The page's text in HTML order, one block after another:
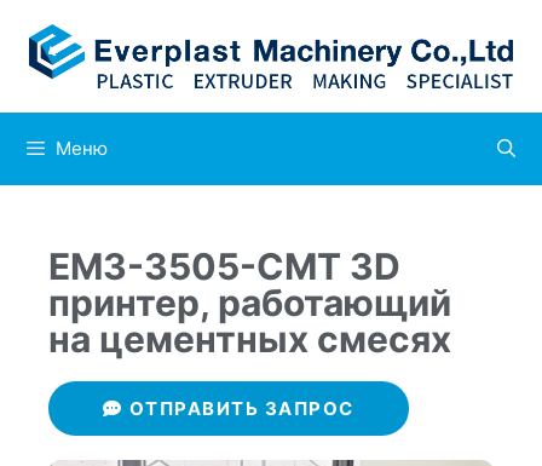
Меню
EM3-3505-CMT 3D
принтер, работающий
на цементных смесях
ОТПРАВИТЬ ЗАПРОС